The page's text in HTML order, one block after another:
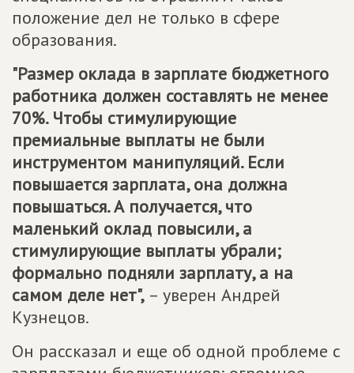
положение дел не только в сфере
образования.
"Размер оклада в зарплате бюджетного
работника должен составлять не менее
70%. Чтобы стимулирующие
премиальные выплаты не были
инструментом манипуляций. Если
повышается зарплата, она должна
повышаться. А получается, что
маленький оклад повысили, а
стимулирующие выплаты убрали;
формально подняли зарплату, а на
самом деле нет", – уверен Андрей
Кузнецов.
Он рассказал и еще об одной проблеме с